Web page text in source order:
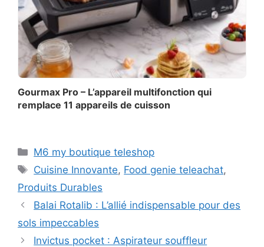
Gourmax Pro – L’appareil multifonction qui
remplace 11 appareils de cuisson
Catégories
M6 my boutique teleshop
Étiquettes
Cuisine Innovante, Food genie teleachat,
Produits Durables
Balai Rotalib : L’allié indispensable pour des
sols impeccables
Invictus pocket : Aspirateur souffleur